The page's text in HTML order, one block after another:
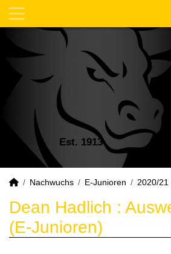
Est. 1913
Nachwuchs E-Junioren 2020/21
Dean Hadlich :
(E-Junioren)